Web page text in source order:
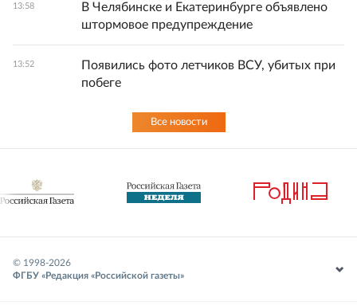
13:58
В Челябинске и Екатеринбурге объявлено
штормовое предупреждение
13:52
Появились фото летчиков ВСУ, убитых при
побеге
Все новости
© 1998-2026
ФГБУ «Редакция «Российской газеты»